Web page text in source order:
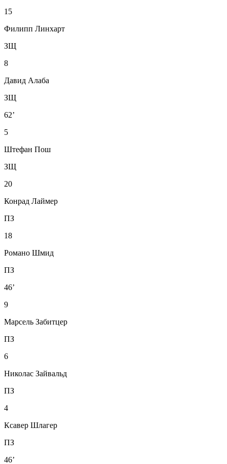
15
Филипп Линхарт
ЗЩ
8
Давид Алаба
ЗЩ
62’
5
Штефан Пош
ЗЩ
20
Конрад Лаймер
ПЗ
18
Романо Шмид
ПЗ
46’
9
Марсель Забитцер
ПЗ
6
Николас Зайвальд
ПЗ
4
Ксавер Шлагер
ПЗ
46’